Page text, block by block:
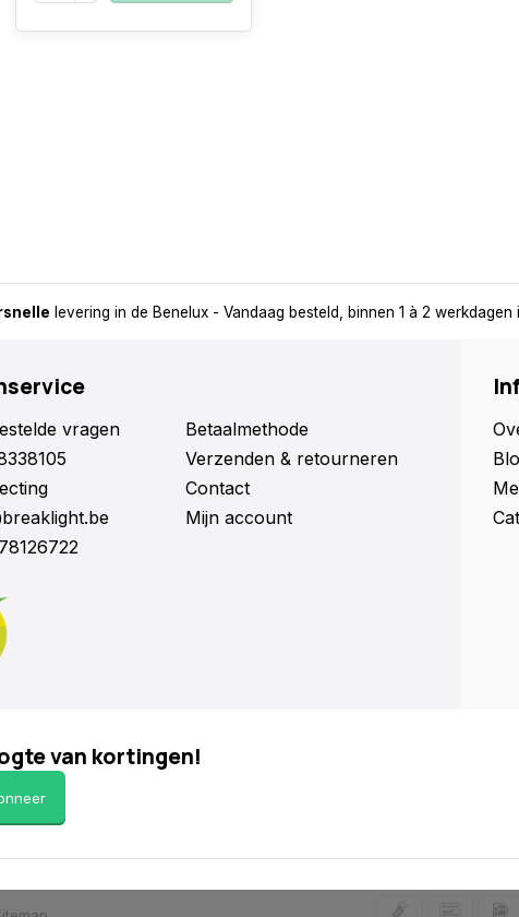
levering in de Benelux - Vandaag besteld, binnen 1 à 2
vragen
Betaalmethode
Verzenden & retourneren
Contact
Mijn account
van kortingen!